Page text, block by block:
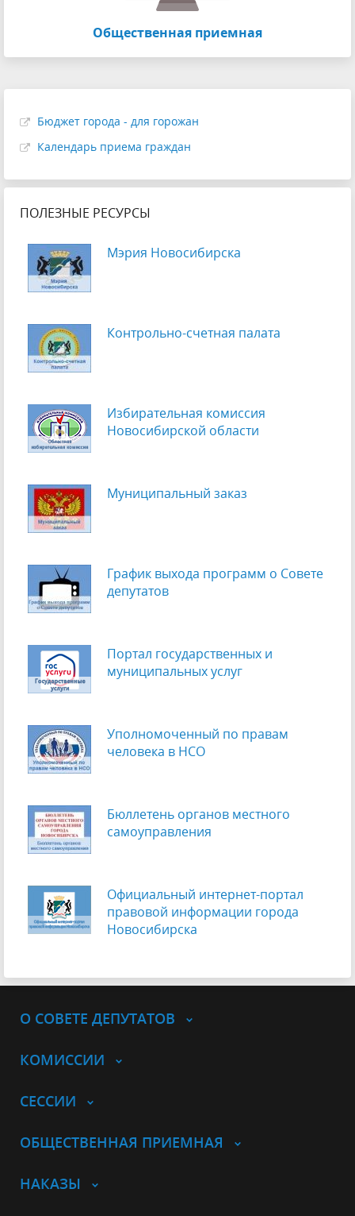
Общественная приемная
Бюджет города - для горожан
Календарь приема граждан
ПОЛЕЗНЫЕ РЕСУРСЫ
Мэрия Новосибирска
Контрольно-счетная палата
Избирательная комиссия
Новосибирской области
Муниципальный заказ
График выхода программ о Cовете
депутатов
Портал государственных и
муниципальных услуг
Уполномоченный по правам
человека в НСО
Бюллетень органов местного
самоуправления
Официальный интернет-портал
правовой информации города
Новосибирска
О СОВЕТЕ ДЕПУТАТОВ
КОМИССИИ
СЕССИИ
ОБЩЕСТВЕННАЯ ПРИЕМНАЯ
НАКАЗЫ